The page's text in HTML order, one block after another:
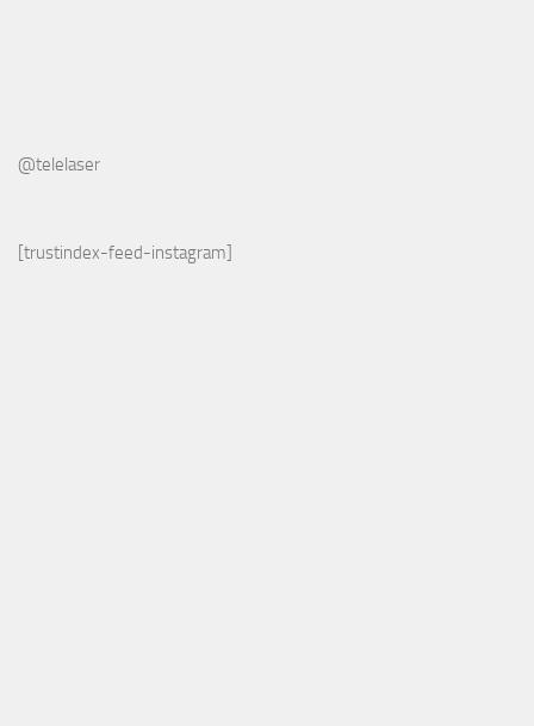
@telelaser
[trustindex-feed-instagram]